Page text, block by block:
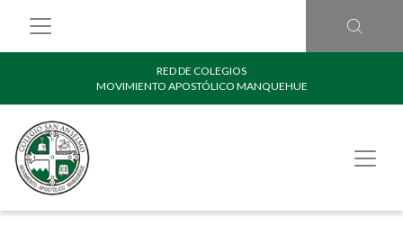
RED DE COLEGIOS
MOVIMIENTO APOSTÓLICO MANQUEHUE